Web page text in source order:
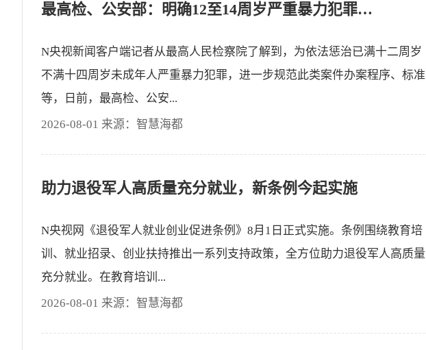
最高检、公安部：明确12至14周岁严重暴力犯罪核准追诉标准
N央视新闻客户端记者从最高人民检察院了解到，为依法惩治已满十二周岁
不满十四周岁未成年人严重暴力犯罪，进一步规范此类案件办案程序、标准
等，日前，最高检、公安...
2026-08-01 来源：智慧海都
助力退役军人高质量充分就业，新条例今起实施
N央视网《退役军人就业创业促进条例》8月1日正式实施。条例围绕教育培
训、就业招录、创业扶持推出一系列支持政策，全方位助力退役军人高质量
充分就业。在教育培训...
2026-08-01 来源：智慧海都